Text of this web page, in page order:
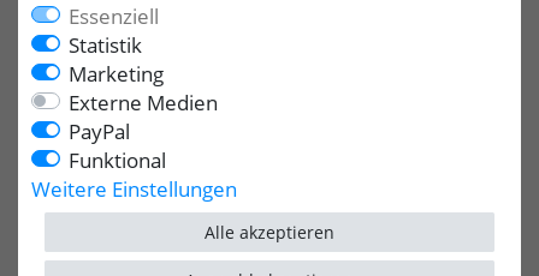
Essenziell
Statistik
Marketing
Externe Medien
PayPal
Funktional
Weitere Einstellungen
Alle akzeptieren